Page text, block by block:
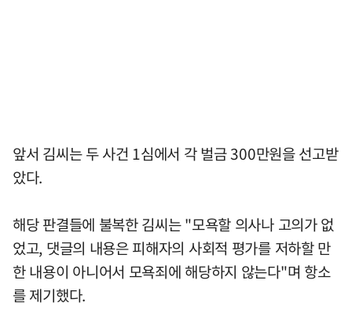
앞서 김씨는 두 사건 1심에서 각 벌금 300만원을 선고받
았다.
해당 판결들에 불복한 김씨는 "모욕할 의사나 고의가 없
었고, 댓글의 내용은 피해자의 사회적 평가를 저하할 만
한 내용이 아니어서 모욕죄에 해당하지 않는다"며 항소
를 제기했다.